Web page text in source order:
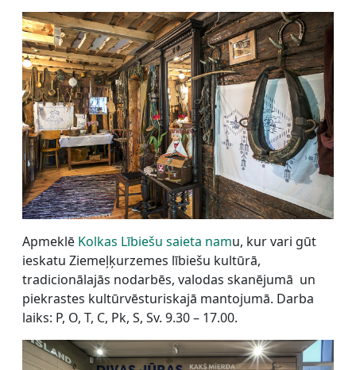
Apmeklē Kolkas Lībiešu saieta namu, kur vari gūt
ieskatu Ziemeļķurzemes lībiešu kultūrā,
tradicionālajās nodarbēs, valodas skanējumā un
piekrastes kultūrvēsturiskajā mantojumā. Darba
laiks: P, O, T, C, Pk, S, Sv. 9.30 – 17.00.